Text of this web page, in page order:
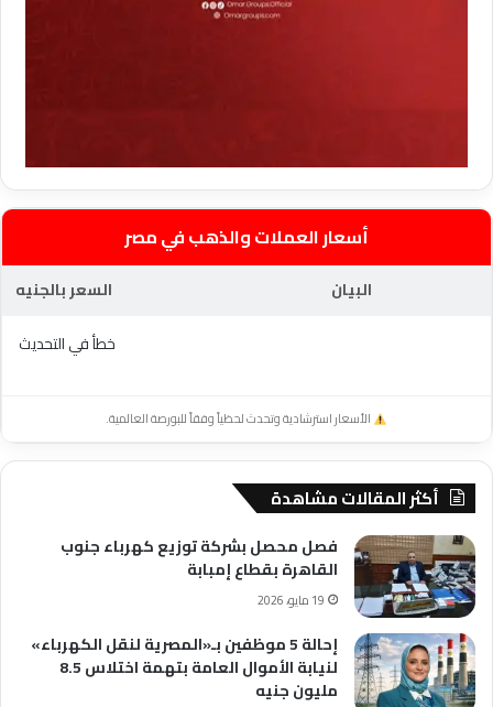
أسعار العملات والذهب في مصر
البيان
السعر بالجنيه
خطأ في التحديث
الأسعار استرشادية وتحدث لحظياً وفقاً للبورصة العالمية.
أكثر المقالات مشاهدة
فصل محصل بشركة توزيع كهرباء جنوب
القاهرة بقطاع إمبابة
19 مايو، 2026
إحالة 5 موظفين بـ«المصرية لنقل الكهرباء»
لنيابة الأموال العامة بتهمة اختلاس 8.5
مليون جنيه